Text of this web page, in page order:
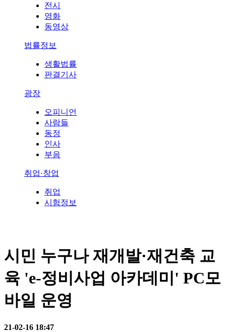
전시
영화
동영상
법률정보
생활법률
판결기사
광장
오피니언
사람들
동정
인사
부음
취업·창업
취업
시험정보
시민 누구나 재개발·재건축 교
육 'e-정비사업 아카데미' PC모
바일 운영
21-02-16 18:47